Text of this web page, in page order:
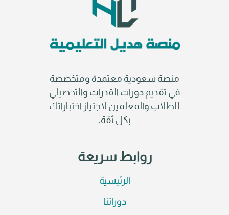
منصة سعودية معتمدة ومتخصصة
في تقديم دورات القدرات والتحصيلي
للطلاب والمعلمين لاجتياز اختباراتك
بكل ثقة.
روابط سريعة
الرئيسية
دوراتنا